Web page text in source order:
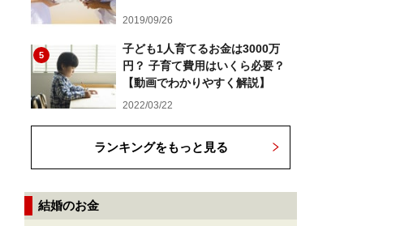
2019/09/26
5
子ども1人育てるお金は3000万
円？ 子育て費用はいくら必要？
【動画でわかりやすく解説】
2022/03/22
ランキングをもっと見る
結婚のお金